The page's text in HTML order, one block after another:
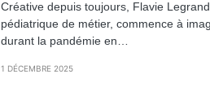
Créative depuis toujours, Flavie
pédiatrique de métier, commence à
durant la pandémie en…
1 DÉCEMBRE 2025